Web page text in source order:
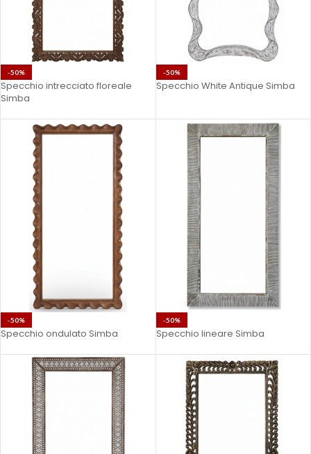
-50%
Specchio intrecciato floreale
Simba
-50%
Specchio White Antique Simba
-50%
Specchio ondulato Simba
-50%
Specchio lineare Simba